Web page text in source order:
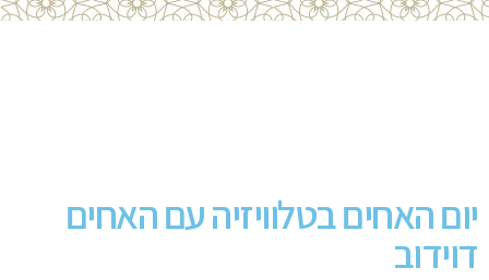
יום האחים בטלוויזיה עם האחים
דוידוב